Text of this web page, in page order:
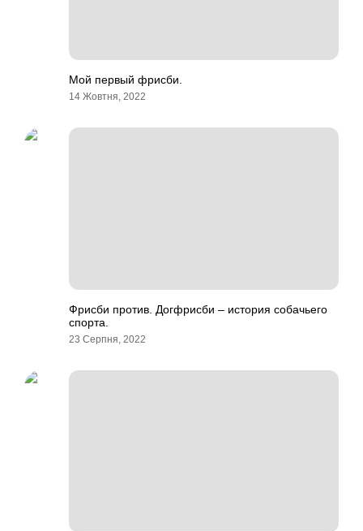
Мой первый фрисби.
14 Жовтня, 2022
Фрисби против. Догфрисби – история собачьего
спорта.
23 Серпня, 2022